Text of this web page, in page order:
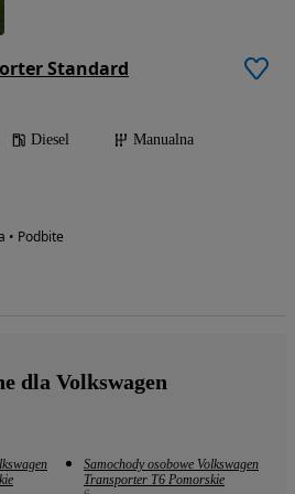
Standard
Diesel
Manualna
• Podbite
dla Volkswagen
Samochody osobowe Volkswagen
Transporter T6 Pomorskie